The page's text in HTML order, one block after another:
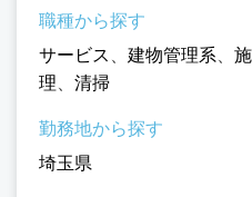
職種から探す
サービス
建物管理系
理
清掃
勤務地から探す
埼玉県